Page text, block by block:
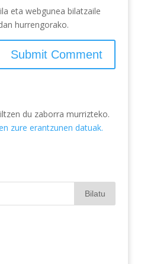
eta webgunea bilatzaile
hurrengorako.
du zaborra murrizteko.
zure erantzunen datuak.